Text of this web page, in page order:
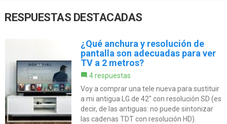
RESPUESTAS DESTACADAS
¿Qué anchura y resolución de
pantalla son adecuadas para ver
TV a 2 metros?
4 respuestas
Voy a comprar una tele nueva para sustituir
a mi antigua LG de 42" con resolución SD (es
decir, de las antiguas: no puede sintonizar
las cadenas TDT con resolución HD).